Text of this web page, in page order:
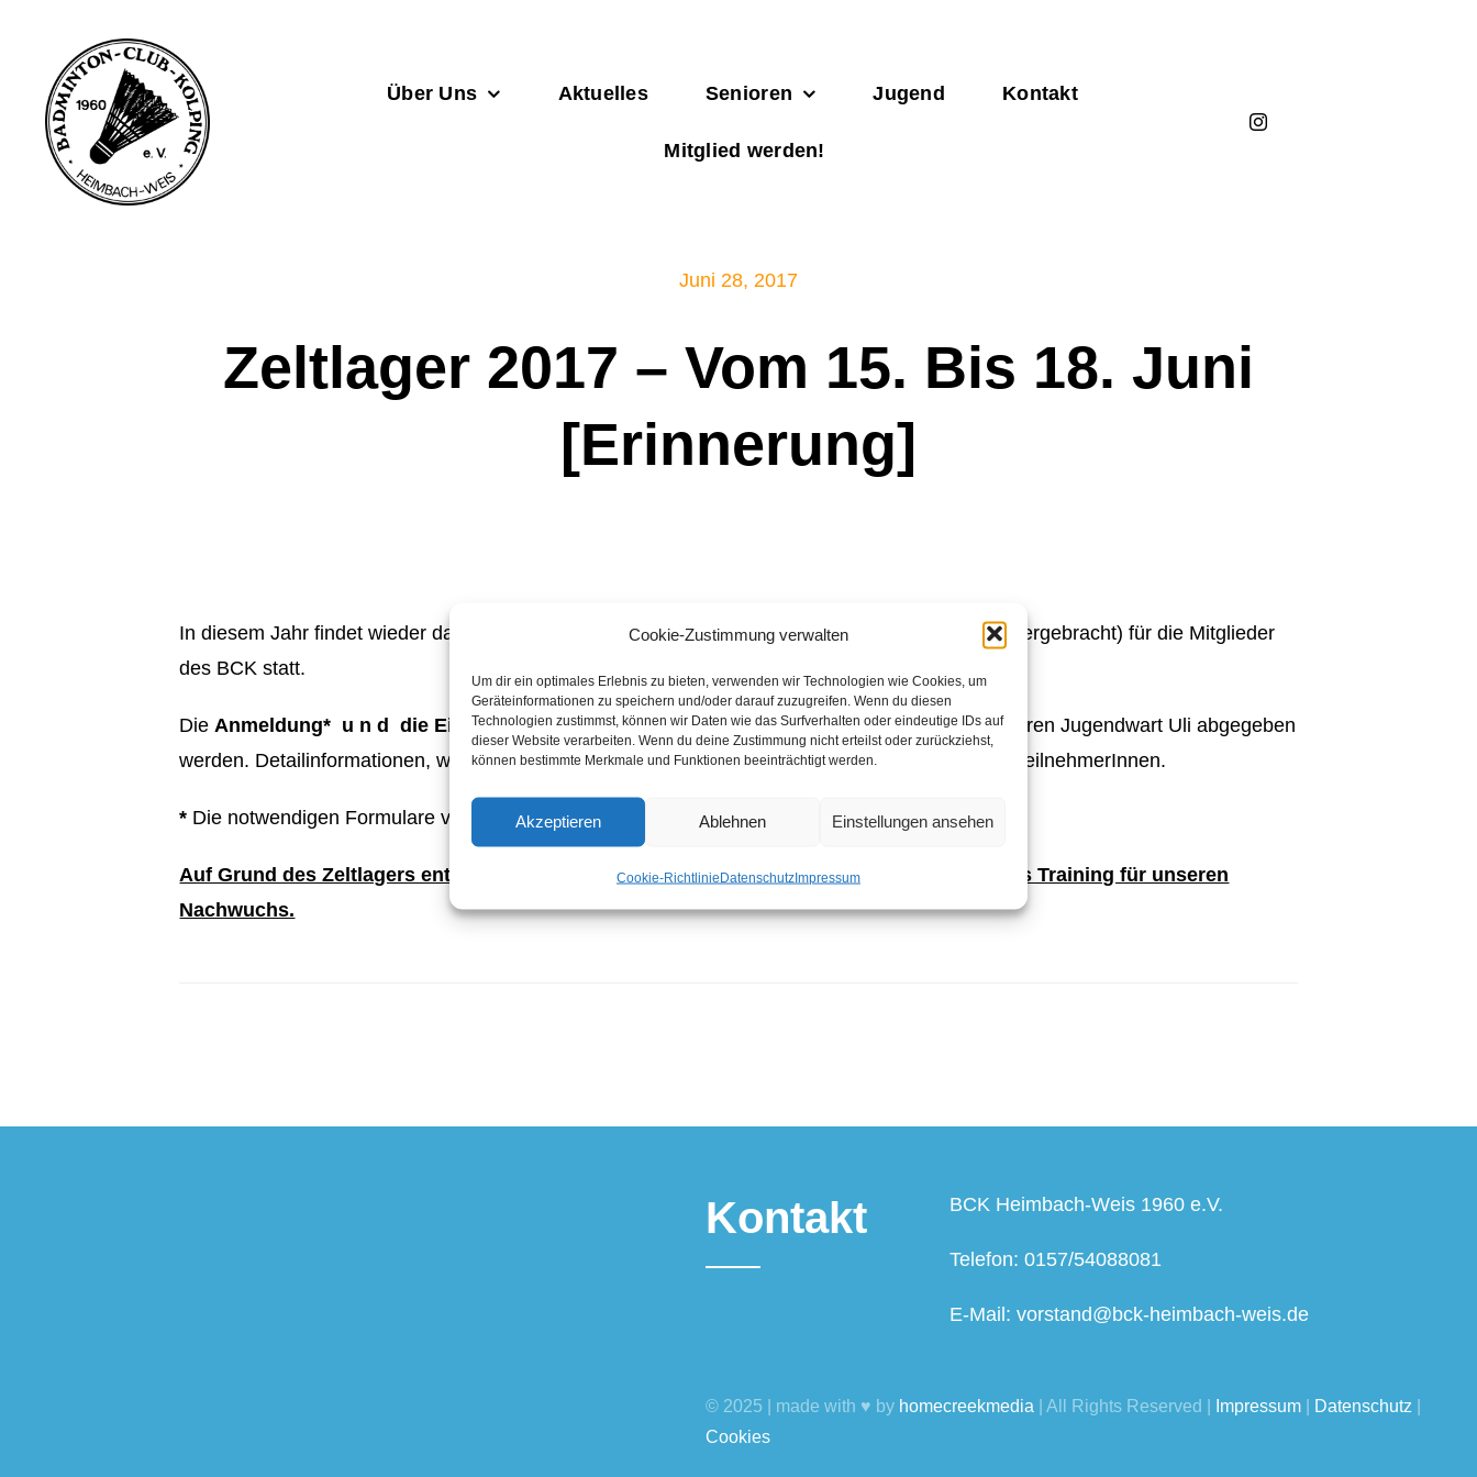
Cookie-Zustimmung verwalten
Um dir ein optimales Erlebnis zu bieten, verwenden wir Technologien wie Cookies, um
Geräteinformationen zu speichern und/oder darauf zuzugreifen. Wenn du diesen
Technologien zustimmst, können wir Daten wie das Surfverhalten oder eindeutige IDs auf
dieser Website verarbeiten. Wenn du deine Zustimmung nicht erteilst oder zurückziehst,
können bestimmte Merkmale und Funktionen beeinträchtigt werden.
Akzeptieren Ablehnen Einstellungen ansehen
Cookie-RichtlinieDatenschutzImpressum
springen
Über Uns Aktuelles Senioren Jugend Kontakt
Mitglied werden!
Juni 28, 2017
Zeltlager 2017 – Vom 15. Bis 18. Juni
[Erinnerung]
In diesem Jahr findet wieder das beliebte Zeltlager im Brexbachtal (wir sind im „Georgshaus“ untergebracht) für die Mitglieder
des BCK statt.
DieAnmeldung* u n d die Einverständniserklärung*müssen bis zum01. Juni 2017an unseren Jugendwart Uli abgegeben
werden. Detailinformationen, was bringe ich mit, Treffpunkt etc. erfolgen dann schriftlich an alle TeilnehmerInnen.
* Die notwendigen Formulare verteilt Uli im Training an die interessierten Kinder.
Auf Grund des Zeltlagers entfällt am Mittwoch (Kader) den 14. und Freitag den 16. Juni das Training für unseren
Nachwuchs.
Kontakt BCK Heimbach-Weis 1960 e.V.
Telefon: 0157/54088081
E-Mail: vorstand@bck-heimbach-weis.de
© 2025 | made with ♥ by homecreekmedia | All Rights Reserved | Impressum| Datenschutz
Cookies